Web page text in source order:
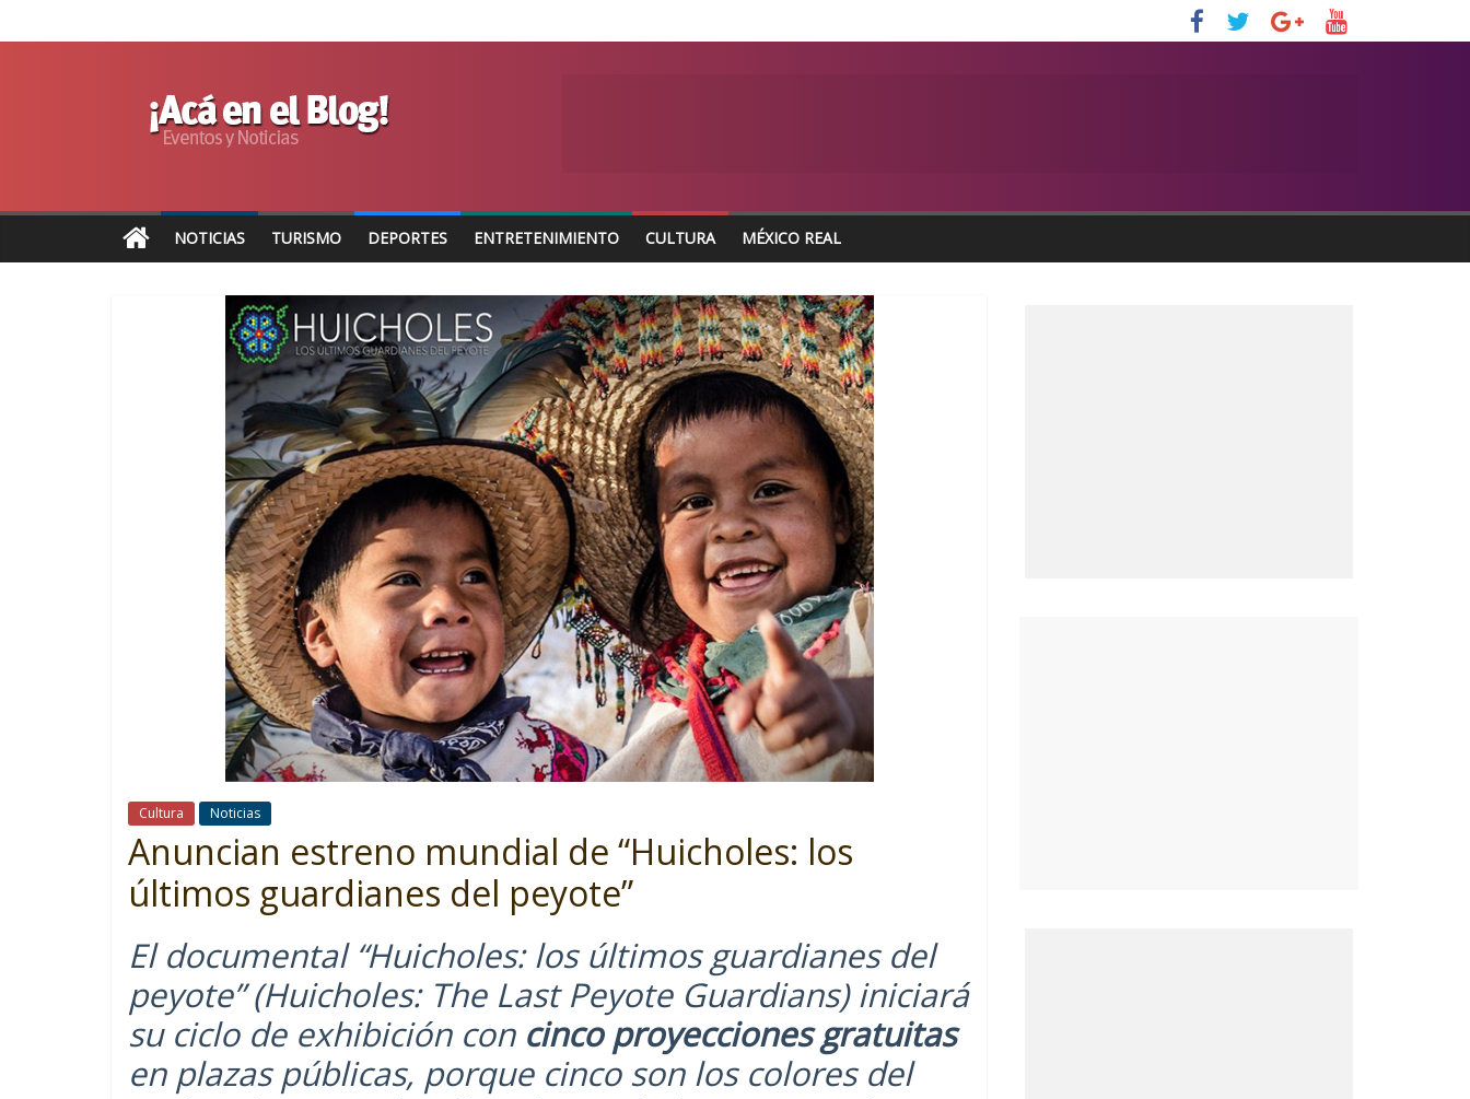
NOTICIAS TURISMO DEPORTES ENTRETENIMIENTO CULTURA MÉXICO REAL
Cultura Noticias
Anuncian estreno mundial de “Huicholes: los
últimos guardianes del peyote”
El documental “Huicholes: los últimos guardianes del
peyote” (Huicholes: The Last Peyote Guardians) iniciará
su ciclo de exhibición con cinco proyecciones gratuitas
en plazas públicas, porque cinco son los colores del